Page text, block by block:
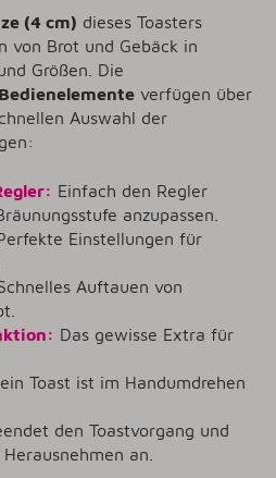
(4 cm) dieses Toasters
von Brot und Gebäck in
Größen. Die
verfügen über
Auswahl der
Einfach den Regler
anzupassen.
Einstellungen für
Auftauen von
Das gewisse Extra für
Toast ist im Handumdrehen
den Toastvorgang und
an.